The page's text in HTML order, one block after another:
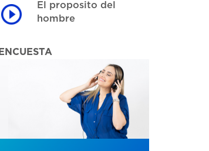
El proposito del
hombre
ENCUESTA